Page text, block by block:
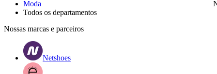
Moda
Todos os departamentos
Nossas marcas e parceiros
Netshoes